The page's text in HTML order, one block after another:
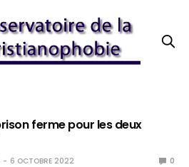
ferme pour les deux
6 OCTOBRE 2022 0